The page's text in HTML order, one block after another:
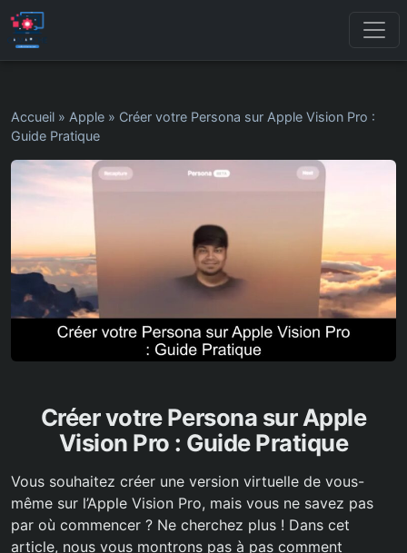
Accueil » Apple » Créer votre Persona sur Apple Vision Pro :
Guide Pratique
Créer votre Persona sur Apple
Vision Pro : Guide Pratique
Vous souhaitez créer une version virtuelle de vous-
même sur l’Apple Vision Pro, mais vous ne savez pas
par où commencer ? Ne cherchez plus ! Dans cet
article, nous vous montrons pas à pas comment